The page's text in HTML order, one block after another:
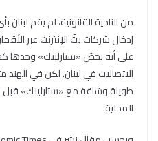
من الناحية القانونية، لم يقم
إدخال شركات بثّ الإنترنت عبر
على أنه يخصّ «ستارلينك» وحدها
الاتصالات في لبنان. لكن في
طويلة وشاقة مع «ستارلينك»
المحلية.